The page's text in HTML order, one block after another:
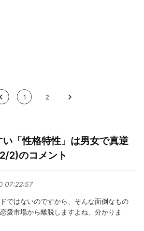
< 1 2 >
「性格特性」は男女で真逆
2)のコメント
07:22:57
ではないのですから、そんな面倒なもの
愛市場から離脱しますよね、分かりま